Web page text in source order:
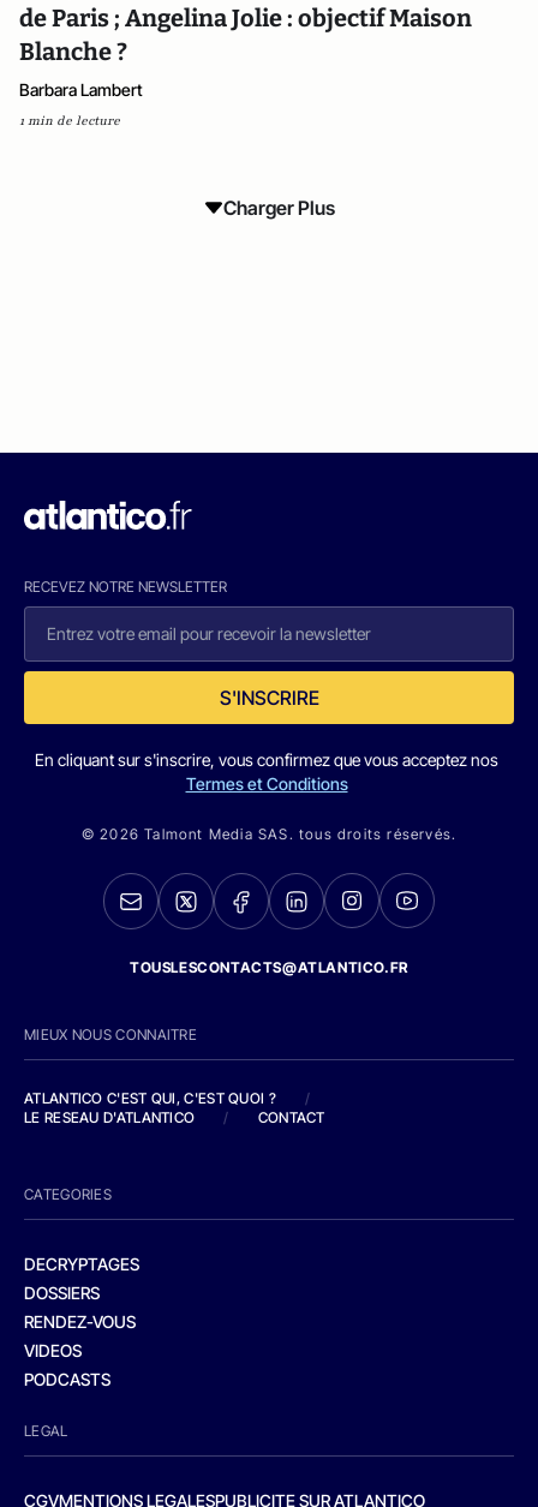
de Paris ; Angelina Jolie : objectif Maison
Blanche ?
Barbara Lambert
1 min de lecture
Charger Plus
RECEVEZ NOTRE NEWSLETTER
S'INSCRIRE
En cliquant sur s'inscrire, vous confirmez que vous acceptez nos
Termes et Conditions
© 2026 Talmont Media SAS. tous droits réservés.
TOUSLESCONTACTS@ATLANTICO.FR
MIEUX NOUS CONNAITRE
ATLANTICO C'EST QUI, C'EST QUOI ?
/
LE RESEAU D'ATLANTICO
/ CONTACT
CATEGORIES
DECRYPTAGES
DOSSIERS
RENDEZ-VOUS
VIDEOS
PODCASTS
LEGAL
CGVMENTIONS LEGALESPUBLICITE SUR ATLANTICO